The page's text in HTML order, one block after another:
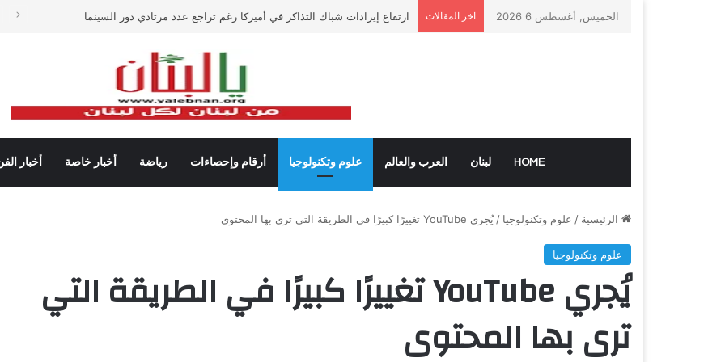
الخميس, أغسطس 6 2026 اخر المقالات ارتفاع إيرادات شباك التذاكر في أميركا رغم تراجع عدد مرتادي دور السينما
HOME لبنان العرب والعالم علوم وتكنولوجيا أرقام وإحصاءات رياضة أخبار خاصة أخبار
الرئيسية / علوم وتكنولوجيا / يُجري YouTube تغييرًا كبيرًا في الطريقة التي ترى بها المحتوى
علوم وتكنولوجيا
يُجري YouTube تغييرًا كبيرًا في الطريقة التي
ترى بها المحتوى